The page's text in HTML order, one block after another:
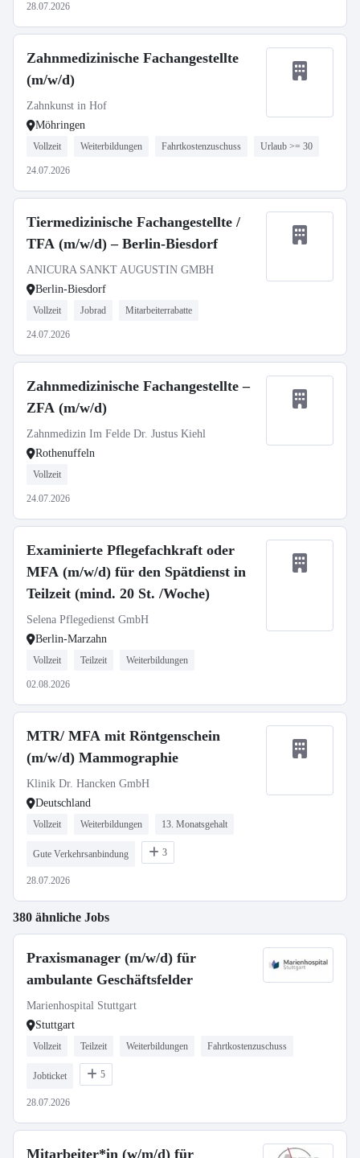
28.07.2026
Zahnmedizinische Fachangestellte
(m/w/d)
Zahnkunst in Hof
Möhringen
Vollzeit Weiterbildungen Fahrtkostenzuschuss Urlaub >= 30
24.07.2026
Tiermedizinische Fachangestellte /
TFA (m/w/d) – Berlin-Biesdorf
ANICURA SANKT AUGUSTIN GMBH
Berlin-Biesdorf
Vollzeit Jobrad Mitarbeiterrabatte
24.07.2026
Zahnmedizinische Fachangestellte –
ZFA (m/w/d)
Zahnmedizin Im Felde Dr. Justus Kiehl
Rothenuffeln
Vollzeit
24.07.2026
Examinierte Pflegefachkraft oder
MFA (m/w/d) für den Spätdienst in
Teilzeit (mind. 20 St. /Woche)
Selena Pflegedienst GmbH
Berlin-Marzahn
Vollzeit Teilzeit Weiterbildungen
02.08.2026
MTR/ MFA mit Röntgenschein
(m/w/d) Mammographie
Klinik Dr. Hancken GmbH
Deutschland
Vollzeit Weiterbildungen 13. Monatsgehalt
Gute Verkehrsanbindung 3
28.07.2026
380 ähnliche Jobs
Praxismanager (m/w/d) für
ambulante Geschäftsfelder
Marienhospital Stuttgart
Stuttgart
Vollzeit Teilzeit Weiterbildungen Fahrtkostenzuschuss
Jobticket 5
28.07.2026
Mitarbeiter*in (w/m/d) für